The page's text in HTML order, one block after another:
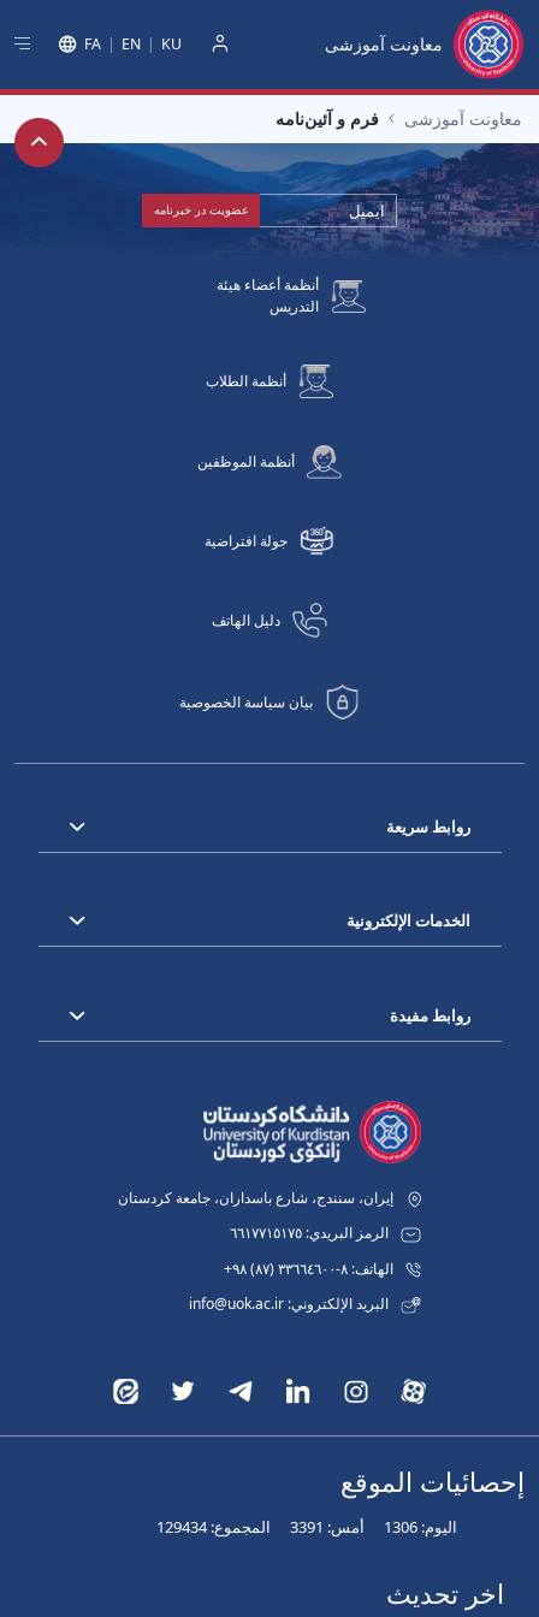
معاونت آموزشی FA EN KU
معاونت آموزشی فرم‌ و آئین‌نامه‌
أنظمة أعضاء هيئة
التدريس
أنظمة الطلاب
أنظمة الموظفين
جولة افتراضية
دليل الهاتف
بيان سياسة الخصوصية
روابط سريعة
الخدمات الإلكترونية
روابط مفيدة
إيران، سنندج، شارع باسداران، جامعة كردستان
الرمز البريدي: ٦٦١٧٧١٥١٧٥
الهاتف: ٨-٣٣٦٦٤٦٠٠ (٨٧) ٩٨+
البريد الإلكتروني: info@uok.ac.ir
إحصائيات الموقع
اليوم: 1306 أمس: 3391 المجموع: 129434
اخر تحديث